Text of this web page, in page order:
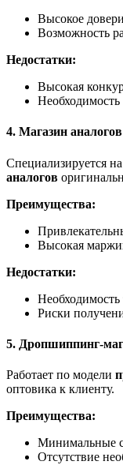
Высокое
Возможность
Недостатки:
Высокая
4. Магазин
Специализируется
аналогов
Преимущества:
Высокая
Недостатки:
Необходимость
Риски
5. Дропшиппинг-
Работает по модели
оптовика к клиенту.
Преимущества:
Минимальные
Отсутствие